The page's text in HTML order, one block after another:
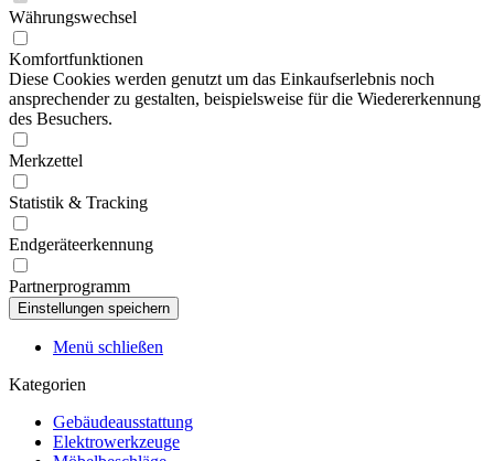
Währungswechsel
Komfortfunktionen
Diese Cookies werden genutzt um das Einkaufserlebnis noch
ansprechender zu gestalten, beispielsweise für die Wiedererkennung
des Besuchers.
Merkzettel
Statistik & Tracking
Endgeräteerkennung
Partnerprogramm
Menü schließen
Kategorien
Gebäudeausstattung
Elektrowerkzeuge